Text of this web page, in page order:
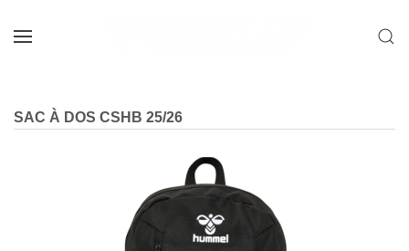
SAC À DOS CSHB 25/26